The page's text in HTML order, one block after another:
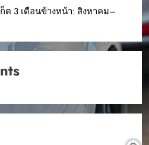
ต 3 เดือนข้างหน้า: สิงหาคม–